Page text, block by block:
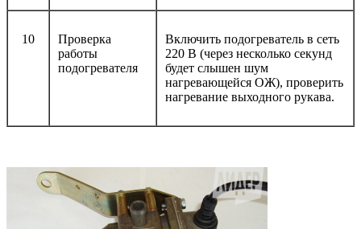
10
Проверка
работы
подогревателя
Включить подогреватель в сеть
220 В (через несколько секунд
будет слышен шум
нагревающейся ОЖ), проверить
нагревание выходного рукава.